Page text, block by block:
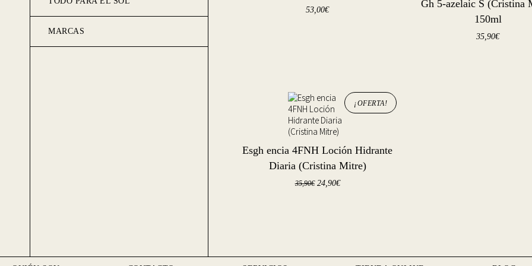
MARCAS
53,00€
Gh 5-azelaic S (Cristina
150ml
35,90€
¡OFERTA!
Esgh encia 4FNH Loción Hidrante
Diaria (Cristina Mitre)
35,90€ 24,90€